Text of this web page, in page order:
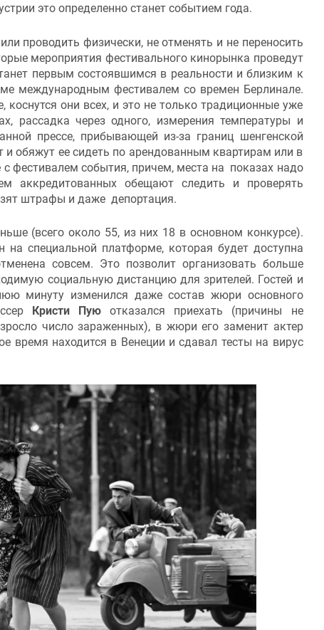
это определенно станет событием года.
проводить физически, не отменять и не переносить
мероприятия фестивального кинорынка проведут
первым состоявшимся в реальности и близким к
международным фестивалем со времен Берлинале.
они всех, и это не только традиционные уже
рассадка через одного, измерения температуры и
прессе, прибывающей из-за границ шенгенской
и обяжут ее сидеть по арендованным квартирам или в
фестивалем события, причем, места на показах надо
аккредитованных обещают следить и проверять
штрафы и даже депортация.
(всего около 55, из них 18 в основном конкурсе).
на специальной платформе, которая будет доступна
совсем. Это позволит организовать больше
социальную дистанцию для зрителей. Гостей и
минуту изменился даже состав жюри основного
Кристи Пуюотказался приехать (причины не
число зараженных), в жюри его заменит актер
время находится в Венеции и сдавал тесты на вирус